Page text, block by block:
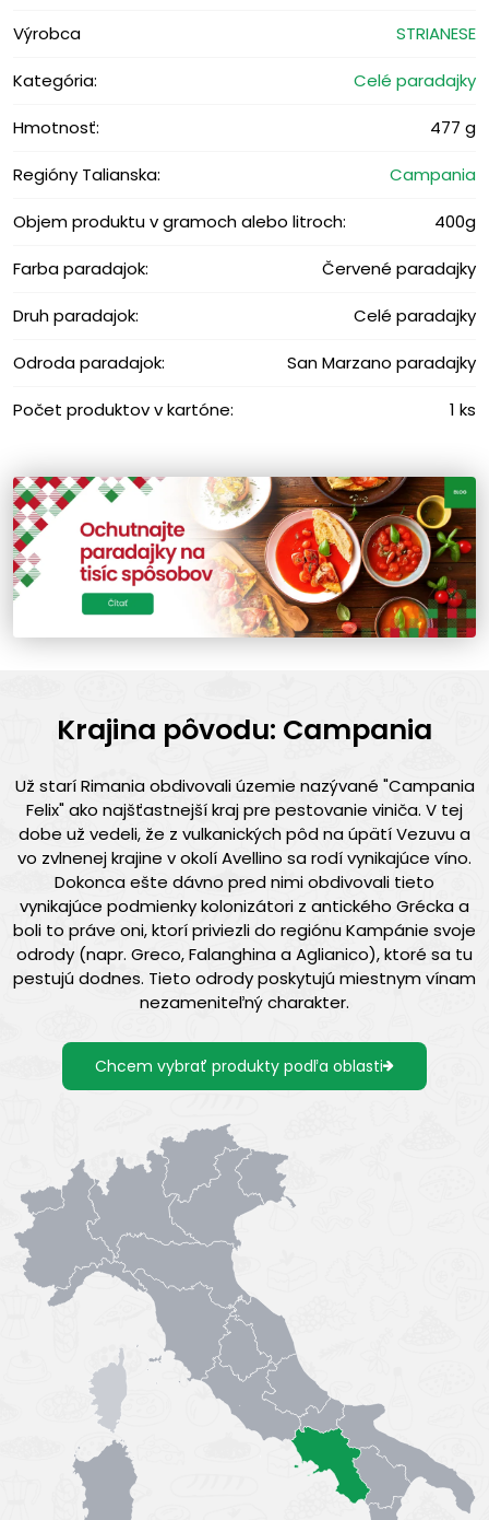
Výrobca STRIANESE
Kategória: Celé paradajky
Hmotnosť: 477 g
Regióny Talianska: Campania
Objem produktu v gramoch alebo litroch: 400g
Farba paradajok: Červené paradajky
Druh paradajok: Celé paradajky
Odroda paradajok: San Marzano paradajky
Počet produktov v kartóne: 1 ks
Krajina pôvodu: Campania
Už starí Rimania obdivovali územie nazývané "Campania
Felix" ako najšťastnejší kraj pre pestovanie viniča. V tej
dobe už vedeli, že z vulkanických pôd na úpätí Vezuvu a
vo zvlnenej krajine v okolí Avellino sa rodí vynikajúce víno.
Dokonca ešte dávno pred nimi obdivovali tieto
vynikajúce podmienky kolonizátori z antického Grécka a
boli to práve oni, ktorí priviezli do regiónu Kampánie svoje
odrody (napr. Greco, Falanghina a Aglianico), ktoré sa tu
pestujú dodnes. Tieto odrody poskytujú miestnym vínam
nezameniteľný charakter.
Chcem vybrať produkty podľa oblasti